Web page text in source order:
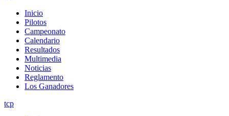
Inicio
Pilotos
Campeonato
Calendario
Resultados
Multimedia
Noticias
Reglamento
Los Ganadores
tcp